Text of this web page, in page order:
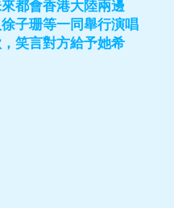
都會香港大陸兩邊
子珊等一同舉行演唱
笑言對方給予她希